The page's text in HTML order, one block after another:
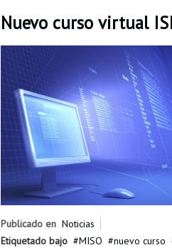
Nuevo curso virtual
Publicado en Noticias
Etiquetado bajo
MISO nuevo curso